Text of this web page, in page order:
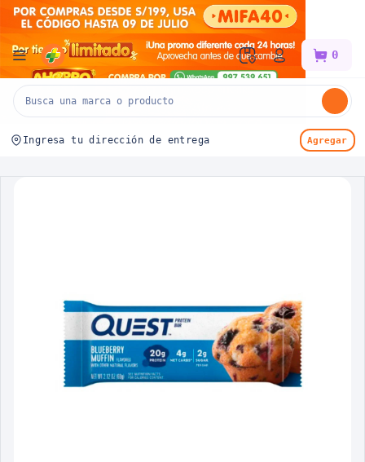
Mifarma 0
Ingresa tu dirección de entrega Agregar